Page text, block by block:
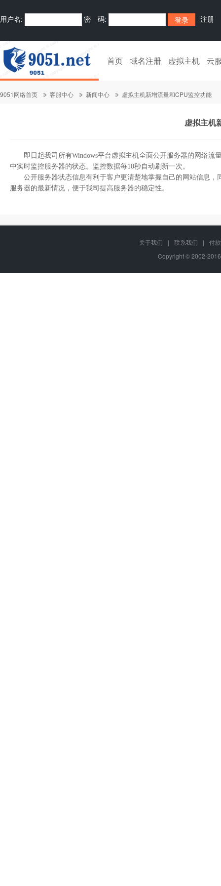
用户名: 密 码: 注册
首页 域名注册 虚拟主机 云
9051网络首页 客服中心 新闻中心 虚拟主机新增流量和CPU监控功能
虚拟主机
即日起我司所有Windows平台虚拟主机全面公开服务器的网络流
中实时监控服务器的状态。监控数据每10秒自动刷新一次。
公开服务器状态信息有利于客户更清楚地掌握自己的网站信息，
服务器的最新情况，便于我司提高服务器的稳定性。
关于我们 | 联系我们 |
付
Copyright © 2002-